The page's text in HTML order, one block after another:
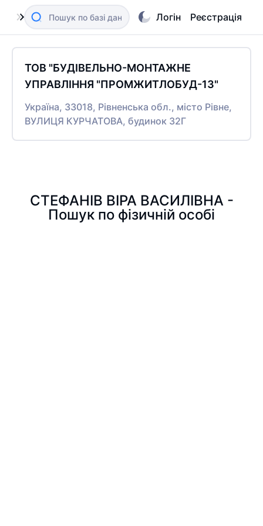
Логін Реєстрація
ТОВ "БУДІВЕЛЬНО-МОНТАЖНЕ
УПРАВЛІННЯ "ПРОМЖИТЛОБУД-13"
Україна, 33018, Рівненська обл., місто Рівне,
ВУЛИЦЯ КУРЧАТОВА, будинок 32Г
СТЕФАНІВ ВІРА ВАСИЛІВНА -
Пошук по фізичній особі